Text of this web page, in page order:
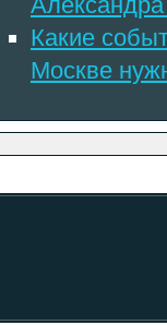
Какие
Москве